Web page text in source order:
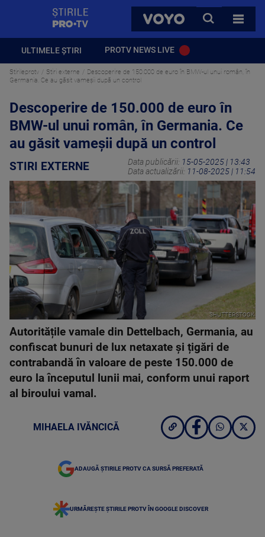
VOYO
CAUTA
TOATE
ULTIMELE ȘTIRI PROTV NEWS LIVE
Stirileprotv Stiri externe
Descoperire de 150.000 de euro în BMW-ul unui român, în
Germania. Ce au găsit vameșii după un control
Descoperire de 150.000 de euro în
BMW-ul unui român, în Germania. Ce
au găsit vameșii după un control
STIRI EXTERNE Data publicării: 15-05-2025 | 13:43
Data actualizării: 11-08-2025 | 11:54
SHUTTERSTOCK
Autoritățile vamale din Dettelbach, Germania, au
confiscat bunuri de lux netaxate și țigări de
contrabandă în valoare de peste 150.000 de
euro la începutul lunii mai, conform unui raport
al biroului vamal.
MIHAELA IVĂNCICĂ
ADAUGĂ ȘTIRILE PROTV CA SURSĂ PREFERATĂ
URMĂREȘTE ȘTIRILE PROTV ÎN GOOGLE DISCOVER